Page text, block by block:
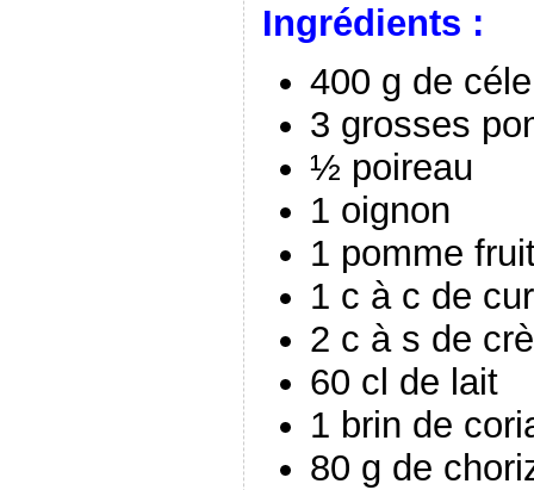
Ingrédients :
400 g de
3 grosses
½ poireau
1 oignon
1 pomme
1 c à c de
2 c à s de
60 cl de lait
1 brin de
80 g de